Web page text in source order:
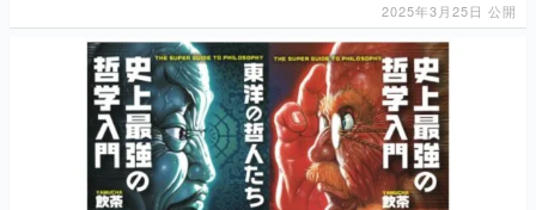
2025年3月25日 公開